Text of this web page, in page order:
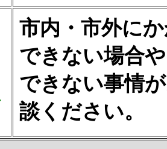
市内・市外に
できない場合
できない事情
談ください。